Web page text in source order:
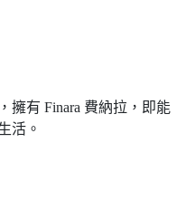
擁有 Finara 費納拉，即能
活。